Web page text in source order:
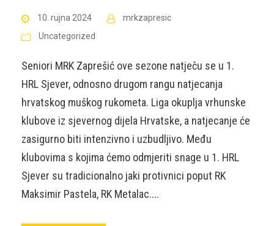
10. rujna 2024
mrkzapresic
Uncategorized
Seniori MRK Zaprešić ove sezone natječu se u 1.
HRL Sjever, odnosno drugom rangu natjecanja
hrvatskog muškog rukometa. Liga okuplja vrhunske
klubove iz sjevernog dijela Hrvatske, a natjecanje će
zasigurno biti intenzivno i uzbudljivo. Među
klubovima s kojima ćemo odmjeriti snage u 1. HRL
Sjever su tradicionalno jaki protivnici poput RK
Maksimir Pastela, RK Metalac....